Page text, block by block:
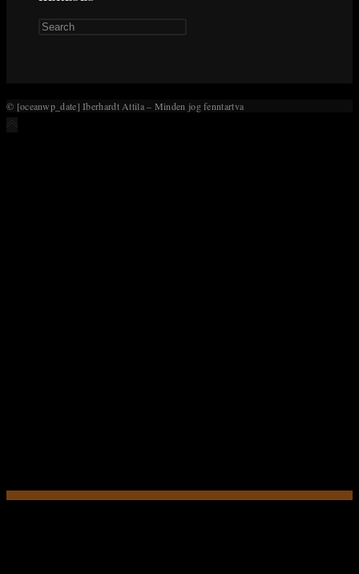
search
© [oceanwp_date] Iberhardt Attila – Minden jog fenntartva